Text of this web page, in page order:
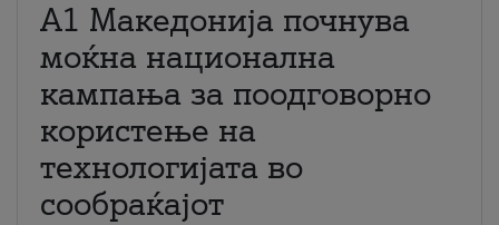
A1 Македонија почнува
моќна национална
кампања за поодговорно
користење на
технологијата во
сообраќајот